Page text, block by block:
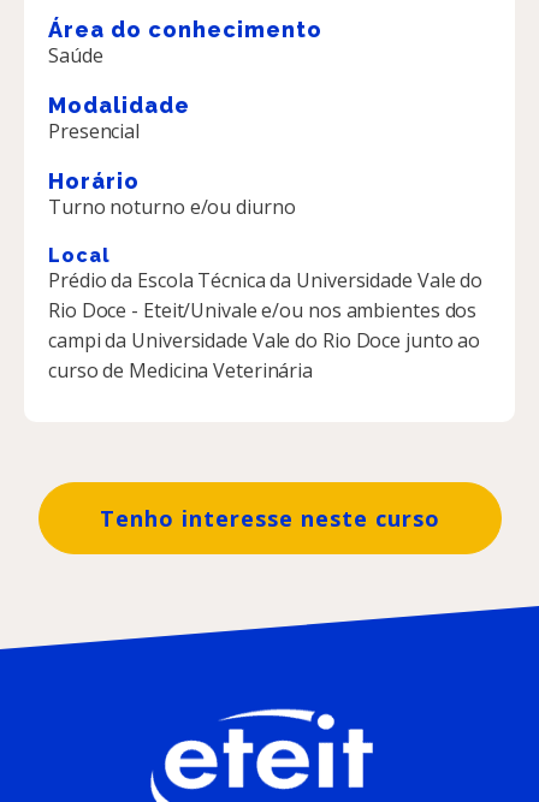
Área do conhecimento
Saúde
Modalidade
Presencial
Horário
Turno noturno e/ou diurno
Local
Prédio da Escola Técnica da Universidade Vale do
Rio Doce - Eteit/Univale e/ou nos ambientes dos
campi da Universidade Vale do Rio Doce junto ao
curso de Medicina Veterinária
Tenho interesse neste curso